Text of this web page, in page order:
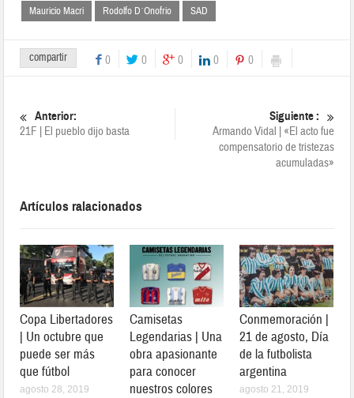
Mauricio Macri Rodolfo D´Onofrio SAD
compartir 0 0 0 0 0
Anterior:
21F | El pueblo dijo basta
Siguiente :
Armando Vidal | «El acto fue
compensatorio de tristezas
acumuladas»
Artículos ralacionados
Copa Libertadores
| Un octubre que
puede ser más
que fútbol
agosto 28, 2019
Camisetas
Legendarias | Una
obra apasionante
para conocer
nuestros colores
Conmemoración |
21 de agosto, Día
de la futbolista
argentina
agosto 21, 2019